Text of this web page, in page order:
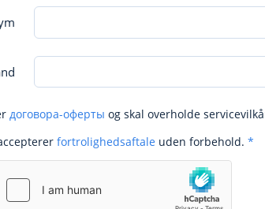
договора-оферты og skal overholde
fortrolighedsaftale uden forbehold. *